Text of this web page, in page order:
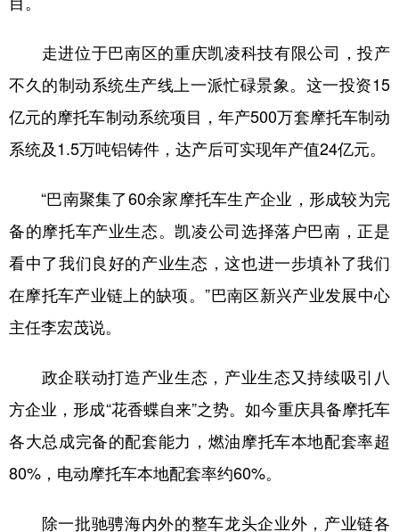
走进位于巴南区的重庆凯凌科技有限公司，投产
不久的制动系统生产线上一派忙碌景象。这一投资15
亿元的摩托车制动系统项目，年产500万套摩托车制动
系统及1.5万吨铝铸件，达产后可实现年产值24亿元。
“巴南聚集了60余家摩托车生产企业，形成较为完
备的摩托车产业生态。凯凌公司选择落户巴南，正是
看中了我们良好的产业生态，这也进一步填补了我们
在摩托车产业链上的缺项。”巴南区新兴产业发展中心
主任李宏茂说。
政企联动打造产业生态，产业生态又持续吸引八
方企业，形成“花香蝶自来”之势。如今重庆具备摩托车
各大总成完备的配套能力，燃油摩托车本地配套率超
80%，电动摩托车本地配套率约60%。
除一批驰骋海内外的整车龙头企业外，产业链各